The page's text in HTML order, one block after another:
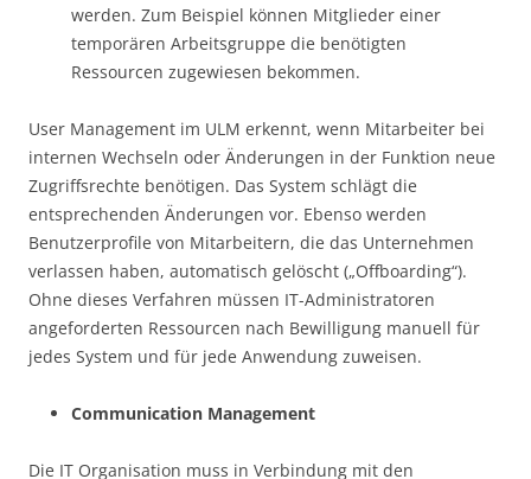
werden. Zum Beispiel können Mitglieder einer
temporären Arbeitsgruppe die benötigten
Ressourcen zugewiesen bekommen.
User Management im ULM erkennt, wenn Mitarbeiter bei
internen Wechseln oder Änderungen in der Funktion neue
Zugriffsrechte benötigen. Das System schlägt die
entsprechenden Änderungen vor. Ebenso werden
Benutzerprofile von Mitarbeitern, die das Unternehmen
verlassen haben, automatisch gelöscht („Offboarding“).
Ohne dieses Verfahren müssen IT-Administratoren
angeforderten Ressourcen nach Bewilligung manuell für
jedes System und für jede Anwendung zuweisen.
Communication Management
Die IT Organisation muss in Verbindung mit den